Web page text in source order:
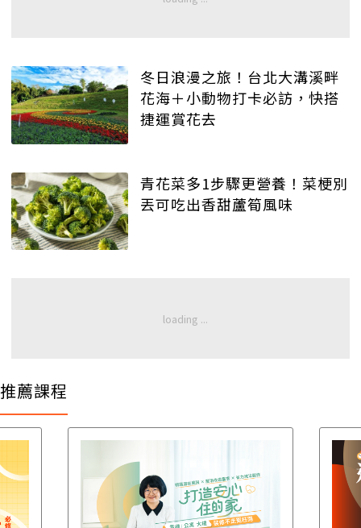
冬日浪漫之旅！台北大溝溪畔
花海＋小動物打卡必訪，快搭
捷運賞花去
青花菜多1步驟更營養！菜梗別
丟可吃出香甜蘆筍風味
推薦課程